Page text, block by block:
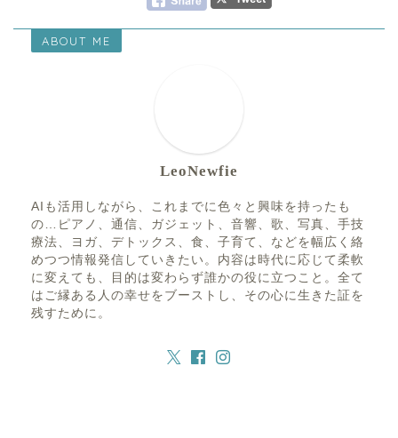
ABOUT ME
LeoNewfie
AIも活用しながら、これまでに色々と興味を持ったも
の…ピアノ、通信、ガジェット、音響、歌、写真、手技
療法、ヨガ、デトックス、食、子育て、などを幅広く絡
めつつ情報発信していきたい。内容は時代に応じて柔軟
に変えても、目的は変わらず誰かの役に立つこと。全て
はご縁ある人の幸せをブーストし、その心に生きた証を
残すために。